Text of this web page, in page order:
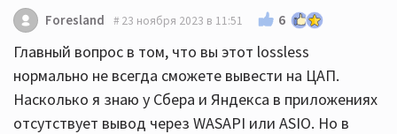
Foresland 23 ноября 2023 в 11:51 6
Главный вопрос в том, что вы этот lossless
нормально не всегда сможете вывести на ЦАП.
Насколько я знаю у Сбера и Яндекса в приложениях
отсутствует вывод через WASAPI или ASIO. Но в